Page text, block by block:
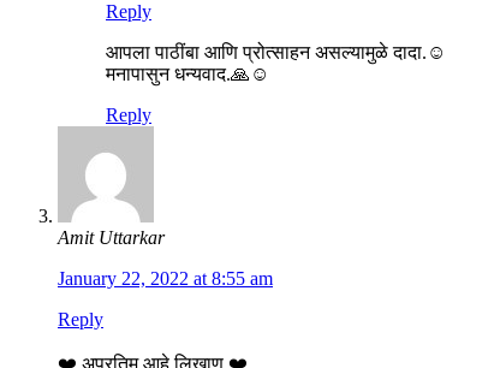
Reply
आपला पाठींबा आणि प्रोत्साहन असल्यामुळे दादा.☺️
मनापासुन धन्यवाद.🙏☺️
Reply
Amit Uttarkar
January 22, 2022 at 8:55 am
Reply